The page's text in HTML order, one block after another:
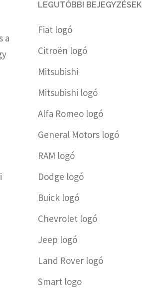
a
LEGUTÓBBI BEJEGYZÉSEK
Fiat logó
Citroën logó
Mitsubishi
Mitsubishi logó
Alfa Romeo logó
General Motors logó
RAM logó
Dodge logó
Buick logó
Chevrolet logó
Jeep logó
Land Rover logó
Smart logo